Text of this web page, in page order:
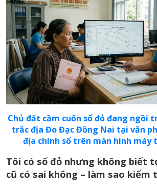
Chủ đất cầm cuốn sổ đỏ đang ngồi
trắc địa Đo Đạc Đồng Nai tại văn
địa chính số trên màn hình máy
Tôi có sổ đỏ nhưng không biết
cũ có sai không – làm sao kiểm